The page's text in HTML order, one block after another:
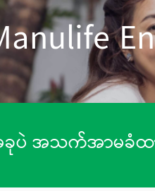
ပဲ အသက်အာမခံထ